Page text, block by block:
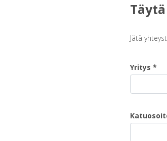
Jätä
Yritys *